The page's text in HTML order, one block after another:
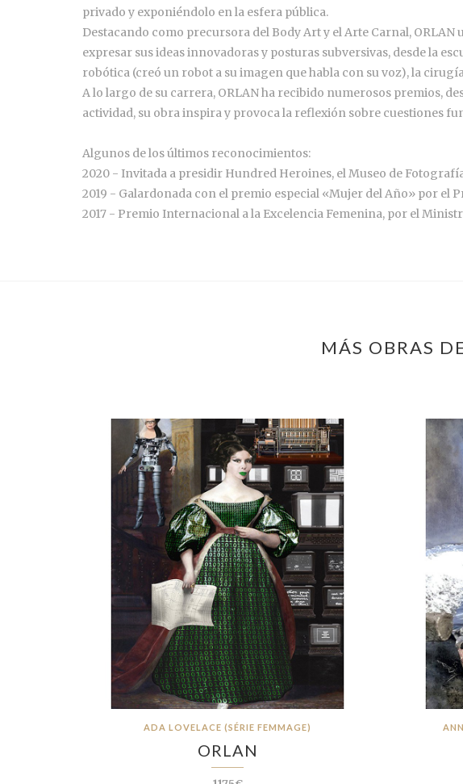
privado y exponiéndolo en la esfera pública.
Destacando como precursora del Body Art y el Arte Carnal,
expresar sus ideas innovadoras y posturas subversivas, desde la
robótica (creó un robot a su imagen que habla con su voz), la
A lo largo de su carrera, ORLAN ha recibido numerosos premios,
actividad, su obra inspira y provoca la reflexión sobre cuestiones
Algunos de los últimos reconocimientos:
2020 - Invitada a presidir Hundred Heroines, el Museo de
2019 - Galardonada con el premio especial «Mujer del Año» por el
2017 - Premio Internacional a la Excelencia Femenina, por el
MÁS OBRAS
ADA LOVELACE (SÉRIE FEMMAGE)
ORLAN